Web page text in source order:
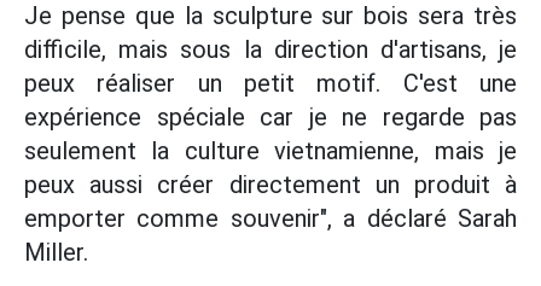
Je pense que la sculpture sur bois sera très
difficile, mais sous la direction d'artisans, je
peux réaliser un petit motif. C'est une
expérience spéciale car je ne regarde pas
seulement la culture vietnamienne, mais je
peux aussi créer directement un produit à
emporter comme souvenir", a déclaré Sarah
Miller.